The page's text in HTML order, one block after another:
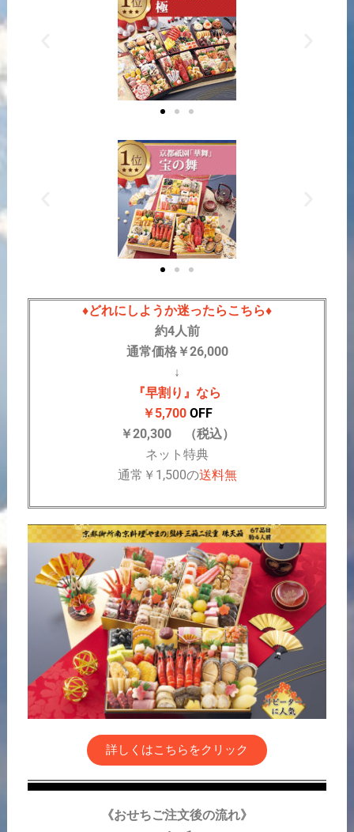
♦どれにしようか迷ったらこちら♦
約4人前
通常価格￥26,000
↓
『早割り』なら
￥5,700 OFF
￥20,300 （税込）
ネット特典
通常￥1,500の送料無
詳しくはこちらをクリック
《おせちご注文後の流れ》